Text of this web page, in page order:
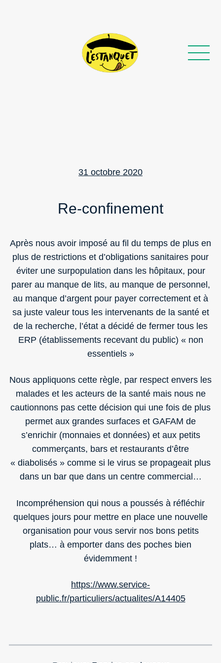
Posted
31 octobre 2020
Re-confinement
Après nous avoir imposé au fil du temps de plus en
plus de restrictions et d’obligations sanitaires pour
éviter une surpopulation dans les hôpitaux, pour
parer au manque de lits, au manque de personnel,
au manque d’argent pour payer correctement et à
sa juste valeur tous les intervenants de la santé et
de la recherche, l’état a décidé de fermer tous les
ERP (établissements recevant du public) « non
essentiels »
Nous appliquons cette règle, par respect envers les
malades et les acteurs de la santé mais nous ne
cautionnons pas cette décision qui une fois de plus
permet aux grandes surfaces et GAFAM de
s’enrichir (monnaies et données) et aux petits
commerçants, bars et restaurants d’être
« diabolisés » comme si le virus se propageait plus
dans un bar que dans un centre commercial…
Incompréhension qui nous a poussés à réfléchir
quelques jours pour mettre en place une nouvelle
organisation pour vous servir nos bons petits
plats… à emporter dans des poches bien
évidemment !
https://www.service-
public.fr/particuliers/actualites/A14405